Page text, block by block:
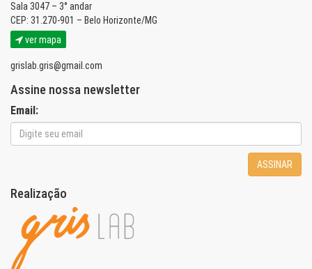
Sala 3047 – 3° andar
CEP: 31.270-901 – Belo Horizonte/MG
ver mapa
grislab.gris@gmail.com
Assine nossa newsletter
Email:
ASSINAR
Realização